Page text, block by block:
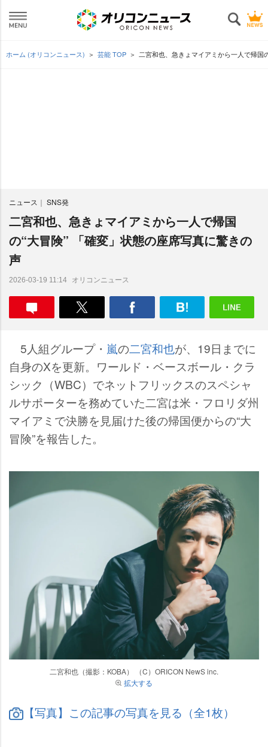
ホーム (オリコンニュース) 芸能 TOP 二宮和也、急きょマイアミから一人で帰国
ニュース SNS発
二宮和也、急きょマイアミから一人で帰国
の“大冒険” 「確変」状態の座席写真に驚きの
声
2026-03-19 11:14 オリコンニュース
5人組グループ・ 嵐の二宮和也が、19日までに
自身のXを更新。ワールド・ベースボール・クラ
シック（WBC）でネットフリックスのスペシャ
ルサポーターを務めていた二宮は米・フロリダ州
マイアミで決勝を見届けた後の帰国便からの“大
冒険”を報告した。
二宮和也（撮影：KOBA） （C）ORICON NewS inc.
拡大する
【写真】この記事の写真を見る（全1枚）